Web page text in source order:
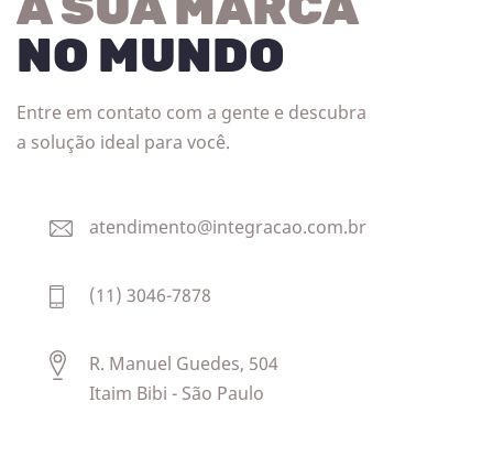
NO MUNDO
Entre em contato com a gente e descubra
a solução ideal para você.
atendimento@integracao.com.br
(11) 3046-7878
R. Manuel Guedes, 504
Itaim Bibi - São Paulo